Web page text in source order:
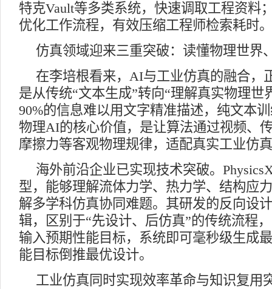
特克Vault等多类系统，快速调取工程资料
优化工作流程，有效压缩工程师检索耗时。
仿真领域迎来三重突破：读懂物理世界
在李培根看来，AI与工业仿真的融合，
是从传统“文本生成”转向“理解真实物理世
90%的信息难以用文字精准描述，纯文本
物理AI的核心价值，是让算法通过视频、
摩擦力等客观物理规律，适配真实工业仿
海外前沿企业已实现技术突破。
型，能够理解流体力学、热力学、结构应
解多学科仿真协同难题。其研发的反向设
辑，区别于“先设计、后仿真”的传统流程
输入预期性能目标，系统即可毫秒级生成
能目标倒推最优设计。
工业仿真同时实现效率革命与知识复用